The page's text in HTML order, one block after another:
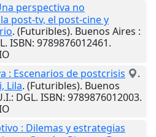
perspectiva no
post-tv, el post-cine y
. (Futuribles). Buenos Aires :
ISBN: 9789876012461.
: Escenarios de postcrisis
.
Lila. (Futuribles). Buenos
: DGL. ISBN: 9789876012003.
: Dilemas y estrategias